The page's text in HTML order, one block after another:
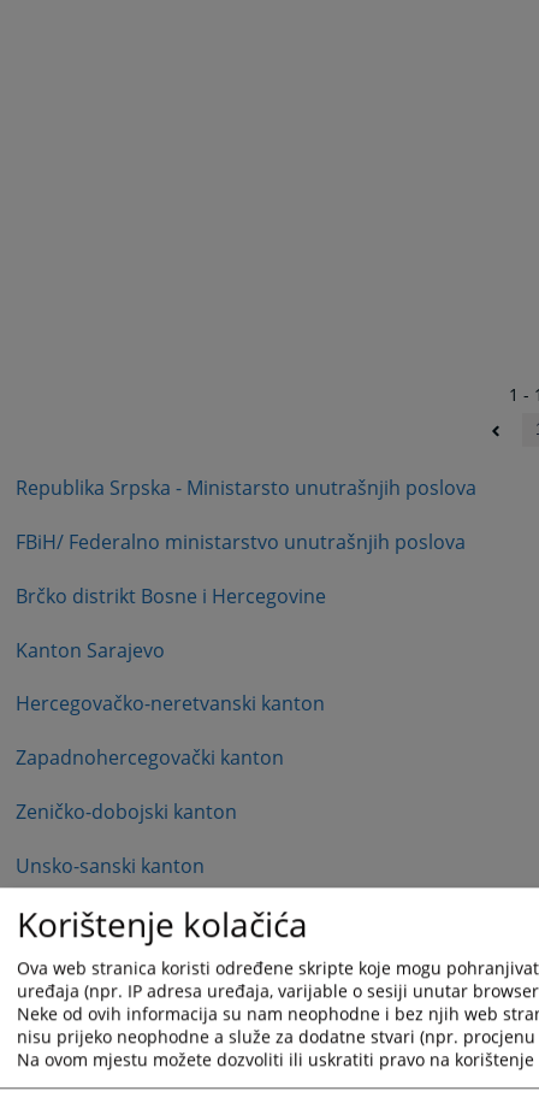
Republika Srpska - Ministarsto unutrašnjih poslova
FBiH/ Federalno ministarstvo unutrašnjih poslova
Brčko distrikt Bosne i Hercegovine
Kanton Sarajevo
Hercegovačko-neretvanski kanton
Zapadnohercegovački kanton
Zeničko-dobojski kanton
Unsko-sanski kanton
Tuzlanski kanton
Posavski kanton
Livanjski kanton
Srednjobosanski kanton
1 -
Korištenje kolačića
Ova web stranica koristi određene skripte koje mogu
uređaja (npr. IP adresa uređaja, varijable o sesiji unutar
Neke od ovih informacija su nam neophodne i bez njih web
nisu prijeko neophodne a služe za dodatne stvari (npr.
Na ovom mjestu možete dozvoliti ili uskratiti pravo na